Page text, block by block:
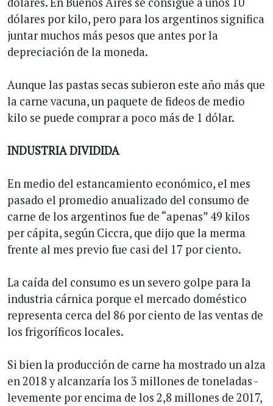
dólares por kilo, pero para los argentinos significa
juntar muchos más pesos que antes por la
depreciación de la moneda.
Aunque las pastas secas subieron este año más que
la carne vacuna, un paquete de fideos de medio
kilo se puede comprar a poco más de 1 dólar.
INDUSTRIA DIVIDIDA
En medio del estancamiento económico, el mes
pasado el promedio anualizado del consumo de
carne de los argentinos fue de “apenas” 49 kilos
per cápita, según Ciccra, que dijo que la merma
frente al mes previo fue casi del 17 por ciento.
La caída del consumo es un severo golpe para la
industria cárnica porque el mercado doméstico
representa cerca del 86 por ciento de las ventas de
los frigoríficos locales.
Si bien la producción de carne ha mostrado un alza
en 2018 y alcanzaría los 3 millones de toneladas -
levemente por encima de los 2,8 millones de 2017,